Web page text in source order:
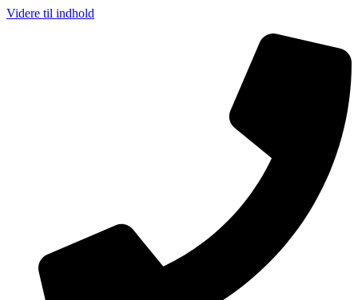
Videre til indhold